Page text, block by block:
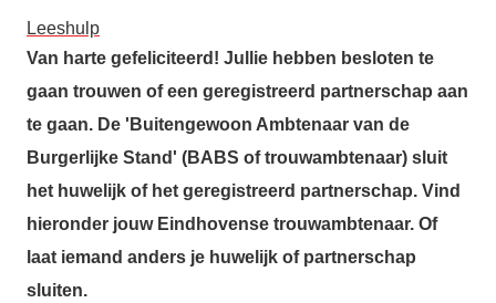
Leeshulp
Van harte gefeliciteerd! Jullie hebben besloten te
gaan trouwen of een geregistreerd partnerschap aan
te gaan. De 'Buitengewoon Ambtenaar van de
Burgerlijke Stand' (BABS of trouwambtenaar) sluit
het huwelijk of het geregistreerd partnerschap. Vind
hieronder jouw Eindhovense trouwambtenaar. Of
laat iemand anders je huwelijk of partnerschap
sluiten.